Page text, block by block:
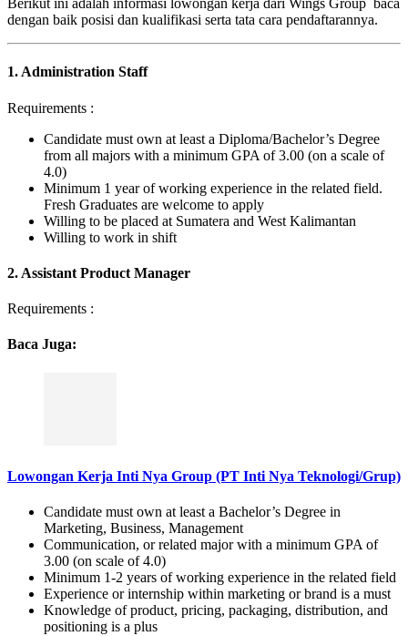
Berikut ini adalah informasi lowongan kerja dari Wings Group baca
dengan baik posisi dan kualifikasi serta tata cara pendaftarannya.
1. Administration Staff
Requirements :
Candidate must own at least a Diploma/Bachelor’s Degree
from all majors with a minimum GPA of 3.00 (on a scale of
4.0)
Minimum 1 year of working experience in the related field.
Fresh Graduates are welcome to apply
Willing to be placed at Sumatera and West Kalimantan
Willing to work in shift
2. Assistant Product Manager
Requirements :
Baca Juga:
Lowongan Kerja Inti Nya Group (PT Inti Nya Teknologi/Grup)
Candidate must own at least a Bachelor’s Degree in
Marketing, Business, Management
Communication, or related major with a minimum GPA of
3.00 (on scale of 4.0)
Minimum 1-2 years of working experience in the related field
Experience or internship within marketing or brand is a must
Knowledge of product, pricing, packaging, distribution, and
positioning is a plus